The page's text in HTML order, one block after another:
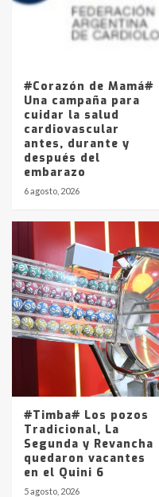
Los
La
entre 857
#Corazón de Mamá#
Una campaña para
cuidar la salud
cardiovascular
antes, durante y
después del
embarazo
6 agosto, 2026
#Timba# Los pozos
Tradicional, La
Segunda y Revancha
quedaron vacantes
en el Quini 6
5 agosto, 2026